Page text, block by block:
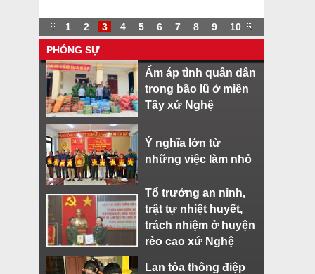
. 1 2 3 4 5 6 7 8 9 10 .
PHÓNG SỰ
Ấm áp tình quân dân
trong bão lũ ở miền
Tây xứ Nghệ
Ý nghĩa lớn từ
những việc làm nhỏ
Tổ trưởng an ninh,
trật tự nhiệt huyết,
trách nhiệm ở huyện
rẻo cao xứ Nghệ
Lan tỏa thông điệp